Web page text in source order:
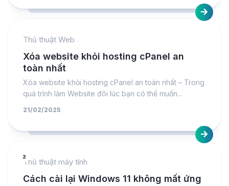
Thủ thuật Web
Xóa website khỏi hosting cPanel an
toàn nhất
Xóa website khỏi hosting cPanel an toàn nhất – Trong
quá trình làm Website đôi lúc bạn có thể muốn...
21/02/2025
2
Thủ thuật máy tính
Cách cài lại Windows 11 không mất ứng